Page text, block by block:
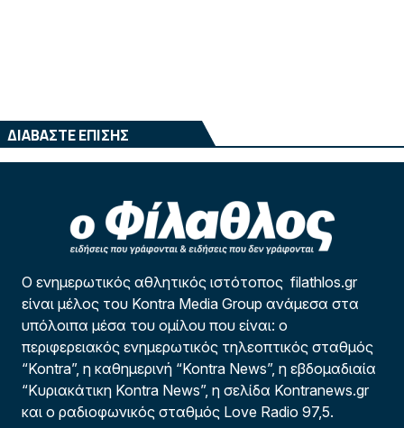
ΔΙΑΒΑΣΤΕ ΕΠΙΣΗΣ
Ο ενημερωτικός αθλητικός ιστότοπος filathlos.gr
είναι μέλος του Kontra Media Group ανάμεσα στα
υπόλοιπα μέσα του ομίλου που είναι: ο
περιφερειακός ενημερωτικός τηλεοπτικός σταθμός
“Kontra”, η καθημερινή “Kontra News”, η εβδομαδιαία
“Κυριακάτικη Kontra News”, η σελίδα Kontranews.gr
και ο ραδιοφωνικός σταθμός Love Radio 97,5.